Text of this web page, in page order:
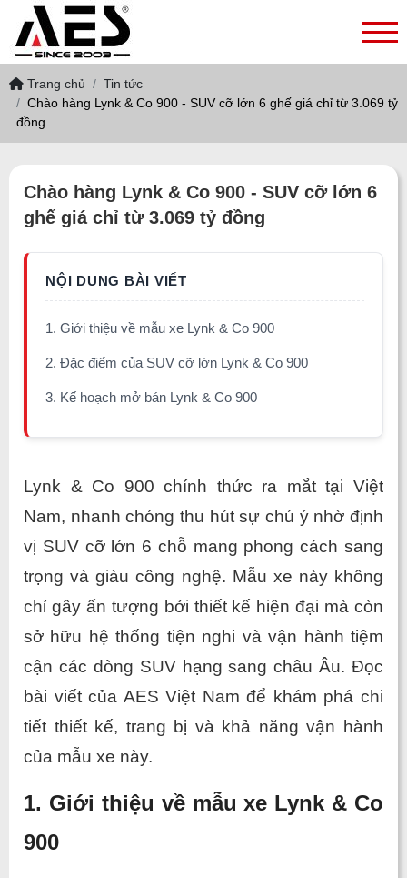
Trang chủ
Tin tức
Chào hàng Lynk & Co 900 - SUV cỡ lớn 6 ghế giá chỉ từ 3.069 tỷ
đồng
Chào hàng Lynk & Co 900 - SUV cỡ lớn 6
ghế giá chỉ từ 3.069 tỷ đồng
1. Giới thiệu về mẫu xe Lynk & Co 900
2. Đặc điểm của SUV cỡ lớn Lynk & Co 900
3. Kế hoạch mở bán Lynk & Co 900
Lynk & Co 900 chính thức ra mắt tại Việt
Nam, nhanh chóng thu hút sự chú ý nhờ định
vị SUV cỡ lớn 6 chỗ mang phong cách sang
trọng và giàu công nghệ. Mẫu xe này không
chỉ gây ấn tượng bởi thiết kế hiện đại mà còn
sở hữu hệ thống tiện nghi và vận hành tiệm
cận các dòng SUV hạng sang châu Âu. Đọc
bài viết của AES Việt Nam để khám phá chi
tiết thiết kế, trang bị và khả năng vận hành
của mẫu xe này.
1. Giới thiệu về mẫu xe Lynk & Co
900